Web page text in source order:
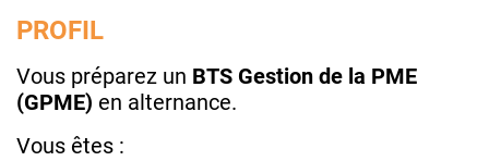
PROFIL
Vous préparez un BTS Gestion de la PME
(GPME) en alternance.
Vous êtes :